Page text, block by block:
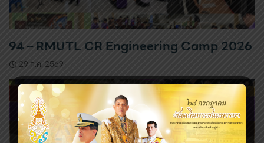
94 – RMUTL CR Engineering Camp 2026
29 ก.ค. 2569